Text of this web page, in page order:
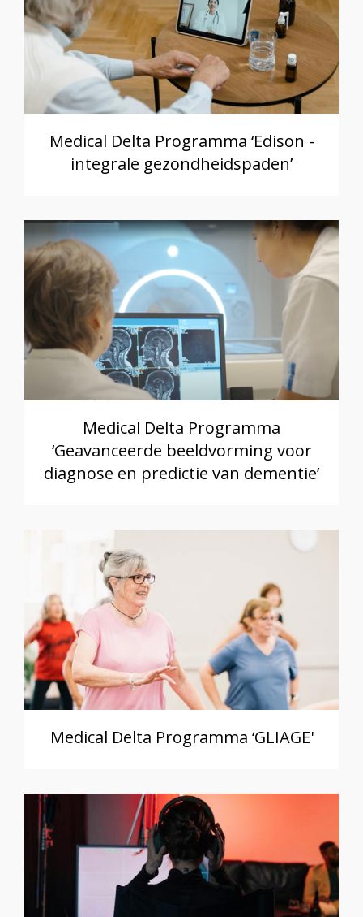
Medical Delta Programma ‘Edison -
integrale gezondheidspaden’
Medical Delta Programma
‘Geavanceerde beeldvorming voor
diagnose en predictie van dementie’
Medical Delta Programma ‘GLIAGE'